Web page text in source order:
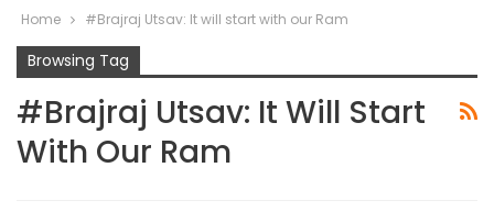
Home #Brajraj Utsav: It will start with our Ram
Browsing Tag
#Brajraj Utsav: It Will Start
With Our Ram